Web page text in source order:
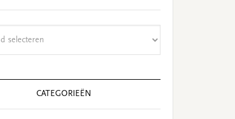
CATEGORIEËN